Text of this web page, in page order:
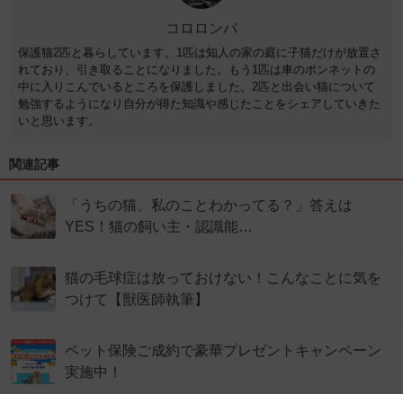
コロロンバ
保護猫2匹と暮らしています。1匹は知人の家の庭に子猫だけが放置さ
れており、引き取ることになりました。もう1匹は車のボンネットの
中に入りこんでいるところを保護しました。2匹と出会い猫について
勉強するようになり自分が得た知識や感じたことをシェアしていきた
いと思います。
関連記事
「うちの猫、私のことわかってる？」答えは
YES！猫の飼い主・認識能…
猫の毛球症は放っておけない！こんなことに気を
つけて【獣医師執筆】
ペット保険ご成約で豪華プレゼントキャンペーン
実施中！